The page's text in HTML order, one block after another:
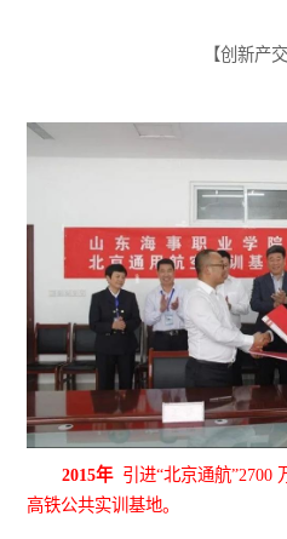
【创新产
2015年 引进“北京通航”2700
高铁公共实训基地。